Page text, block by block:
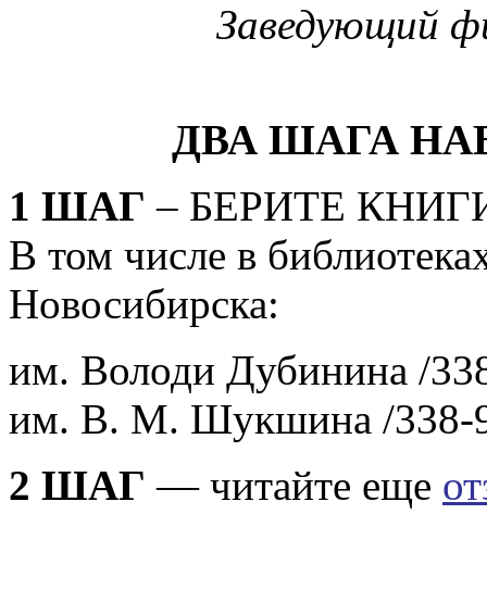
Заведующий
ДВА ШАГА
1 ШАГ – БЕРИТЕ
В том числе в
Новосибирска:
им. Володи Дубинина /
им. В. М. Шукшина /338-
2 ШАГ — читайте еще